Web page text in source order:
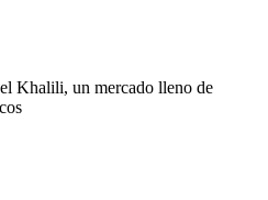
Khalili, un mercado lleno de